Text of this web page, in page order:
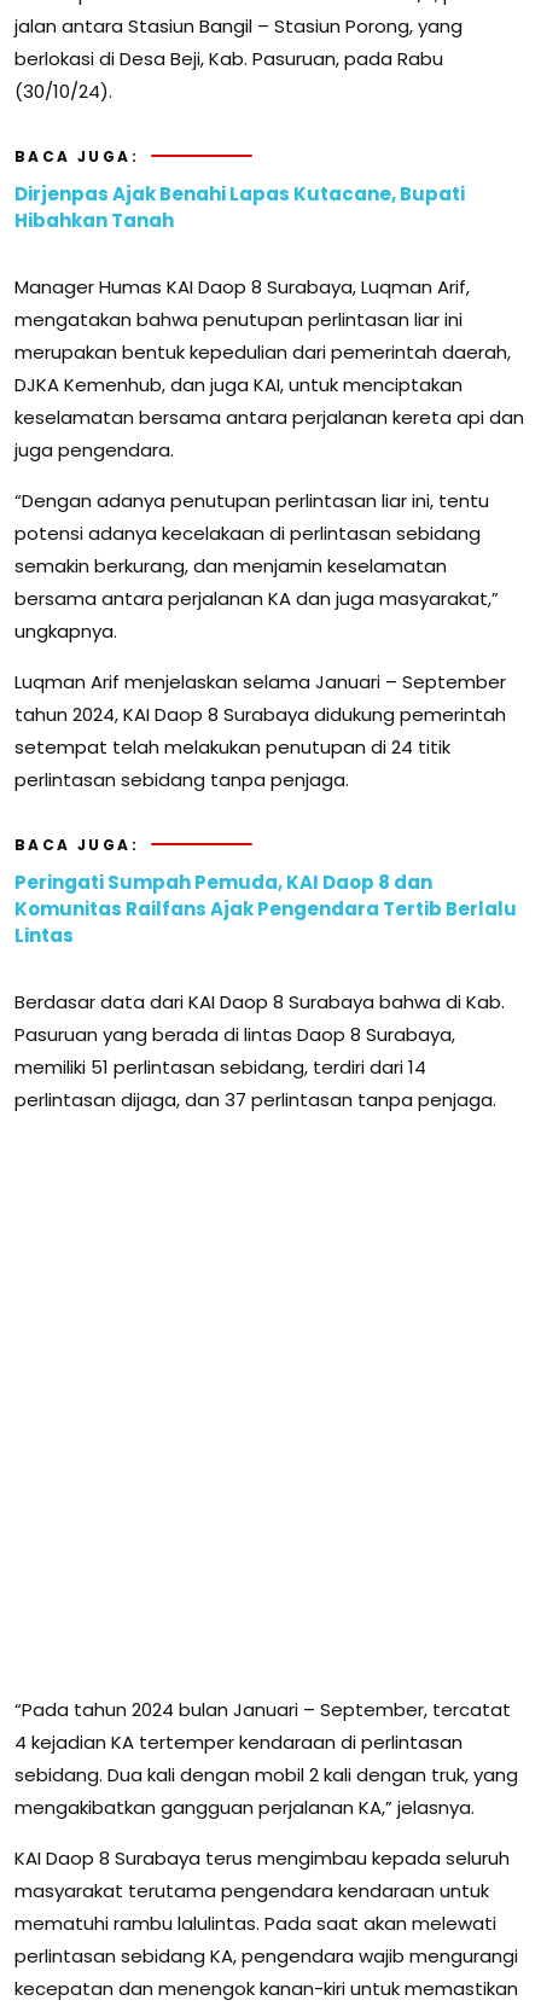
jalan antara Stasiun Bangil – Stasiun Porong, yang
berlokasi di Desa Beji, Kab. Pasuruan, pada Rabu
(30/10/24).
BACA JUGA:
Dirjenpas Ajak Benahi Lapas Kutacane, Bupati
Hibahkan Tanah
Manager Humas KAI Daop 8 Surabaya, Luqman Arif,
mengatakan bahwa penutupan perlintasan liar ini
merupakan bentuk kepedulian dari pemerintah daerah,
DJKA Kemenhub, dan juga KAI, untuk menciptakan
keselamatan bersama antara perjalanan kereta api dan
juga pengendara.
“Dengan adanya penutupan perlintasan liar ini, tentu
potensi adanya kecelakaan di perlintasan sebidang
semakin berkurang, dan menjamin keselamatan
bersama antara perjalanan KA dan juga masyarakat,”
ungkapnya.
Luqman Arif menjelaskan selama Januari – September
tahun 2024, KAI Daop 8 Surabaya didukung pemerintah
setempat telah melakukan penutupan di 24 titik
perlintasan sebidang tanpa penjaga.
BACA JUGA:
Peringati Sumpah Pemuda, KAI Daop 8 dan
Komunitas Railfans Ajak Pengendara Tertib Berlalu
Lintas
Berdasar data dari KAI Daop 8 Surabaya bahwa di Kab.
Pasuruan yang berada di lintas Daop 8 Surabaya,
memiliki 51 perlintasan sebidang, terdiri dari 14
perlintasan dijaga, dan 37 perlintasan tanpa penjaga.
“Pada tahun 2024 bulan Januari – September, tercatat
4 kejadian KA tertemper kendaraan di perlintasan
sebidang. Dua kali dengan mobil 2 kali dengan truk, yang
mengakibatkan gangguan perjalanan KA,” jelasnya.
KAI Daop 8 Surabaya terus mengimbau kepada seluruh
masyarakat terutama pengendara kendaraan untuk
mematuhi rambu lalulintas. Pada saat akan melewati
perlintasan sebidang KA, pengendara wajib mengurangi
kecepatan dan menengok kanan-kiri untuk memastikan